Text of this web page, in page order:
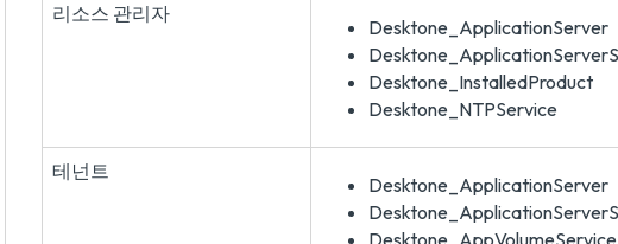
리소스 관리자
Desktone_ApplicationServer
Desktone_InstalledProduct
Desktone_NTPService
테넌트
Desktone_ApplicationServer